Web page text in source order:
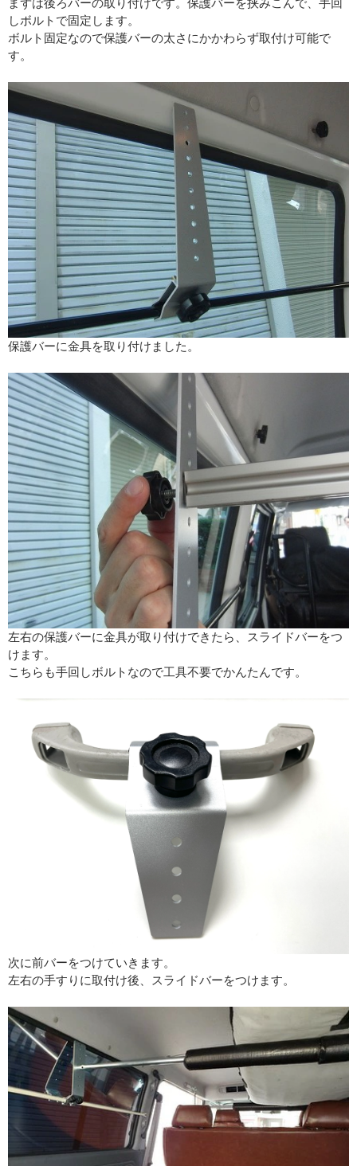
まずは後ろバーの取り付けです。保護バーを挟みこんで、手回
しボルトで固定します。
ボルト固定なので保護バーの太さにかかわらず取付け可能で
す。
保護バーに金具を取り付けました。
左右の保護バーに金具が取り付けできたら、スライドバーをつ
けます。
こちらも手回しボルトなので工具不要でかんたんです。
次に前バーをつけていきます。
左右の手すりに取付け後、スライドバーをつけます。